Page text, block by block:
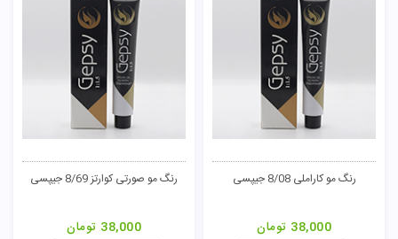
رنگ مو کاراملی 8/08 جیپسی
38,000 تومان
رنگ مو صورتی کوارتز 8/69 جیپسی
38,000 تومان